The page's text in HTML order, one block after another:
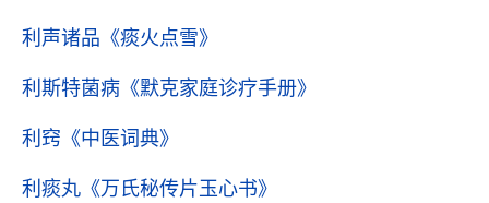
利声诸品 《痰火点雪》
利斯特菌病 《默克家庭诊疗手册》
利窍 《中医词典》
利痰丸 《万氏秘传片玉心书》